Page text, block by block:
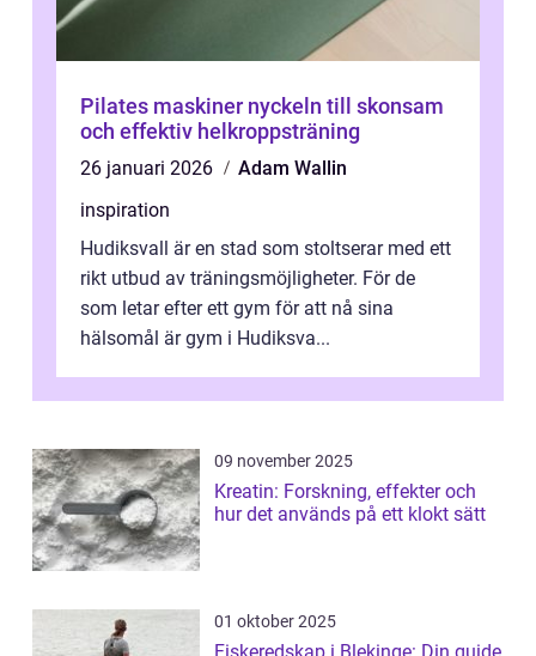
Pilates maskiner nyckeln till skonsam
och effektiv helkroppsträning
26 januari 2026
Adam Wallin
inspiration
Hudiksvall är en stad som stoltserar med ett
rikt utbud av träningsmöjligheter. För de
som letar efter ett gym för att nå sina
hälsomål är gym i Hudiksva...
09 november 2025
Kreatin: Forskning, effekter och
hur det används på ett klokt sätt
01 oktober 2025